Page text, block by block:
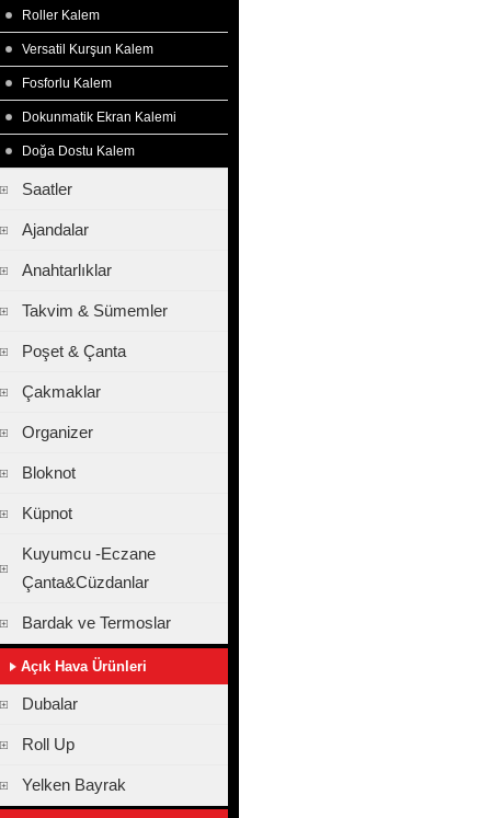
Roller Kalem
Versatil Kurşun Kalem
Fosforlu Kalem
Dokunmatik Ekran Kalemi
Doğa Dostu Kalem
Saatler
Ajandalar
Anahtarlıklar
Takvim & Sümemler
Poşet & Çanta
Çakmaklar
Organizer
Bloknot
Küpnot
Kuyumcu -Eczane
Çanta&Cüzdanlar
Bardak ve Termoslar
Açık Hava Ürünleri
Dubalar
Roll Up
Yelken Bayrak